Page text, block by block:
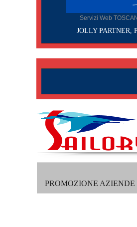
Servizi Web
JOLLY PARTNER,
PROMOZIONE